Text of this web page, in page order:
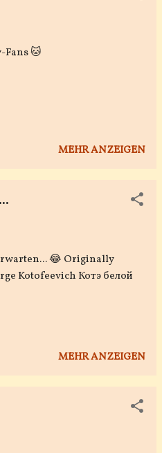
Fans 🐱
MEHR ANZEIGEN
😂 Originally
Kotofeevich Котэ белой
MEHR ANZEIGEN